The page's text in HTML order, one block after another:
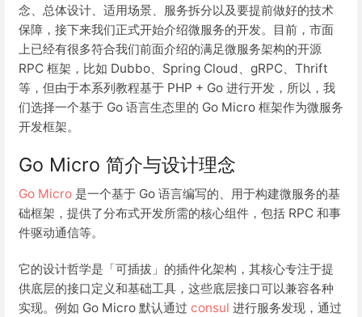
念、总体设计、适用场景、服务拆分以及要提前做好的技术
保障，接下来我们正式开始介绍微服务的开发。目前，市面
上已经有很多符合我们前面介绍的满足微服务架构的开源
RPC 框架，比如 Dubbo、Spring Cloud、gRPC、Thrift
等，但由于本系列教程基于 PHP + Go 进行开发，所以，我
们选择一个基于 Go 语言生态里的 Go Micro 框架作为微服务
开发框架。
Go Micro 简介与设计理念
Go Micro 是一个基于 Go 语言编写的、用于构建微服务的基
础框架，提供了分布式开发所需的核心组件，包括 RPC 和事
件驱动通信等。
它的设计哲学是「可插拔」的插件化架构，其核心专注于提
供底层的接口定义和基础工具，这些底层接口可以兼容各种
实现。例如 Go Micro 默认通过 consul 进行服务发现，通过